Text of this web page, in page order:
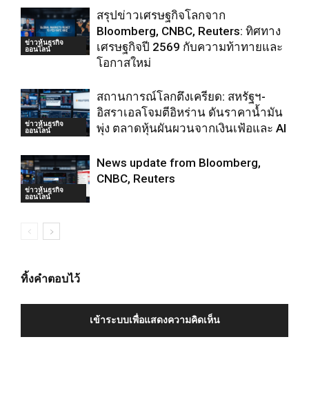
ข่าวหุ้นธุรกิจ
ออนไลน์
สรุปข่าวเศรษฐกิจโลกจาก
Bloomberg, CNBC, Reuters: ทิศทาง
เศรษฐกิจปี 2569 กับความท้าทายและ
โอกาสใหม่
ข่าวหุ้นธุรกิจ
ออนไลน์
สถานการณ์โลกตึงเครียด: สหรัฐฯ-
อิสราเอลโจมตีอิหร่าน ดันราคาน้ำมัน
พุ่ง ตลาดหุ้นผันผวนจากเงินเฟ้อและ AI
ข่าวหุ้นธุรกิจ
ออนไลน์
News update from Bloomberg,
CNBC, Reuters
ทิ้งคำตอบไว้
เข้าระบบเพื่อแสดงความคิดเห็น